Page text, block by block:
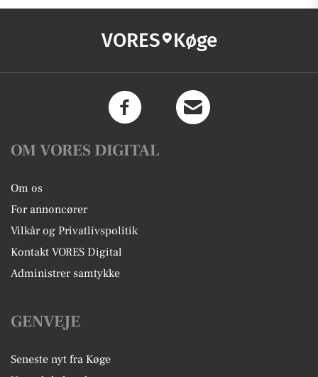
VORES Køge
OM VORES DIGITAL
Om os
For annoncører
Vilkår og Privatlivspolitik
Kontakt VORES Digital
Administrer samtykke
GENVEJE
Seneste nyt fra Køge